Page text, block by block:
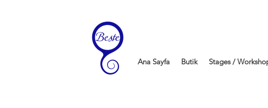
Ana Sayfa Butik Stages /